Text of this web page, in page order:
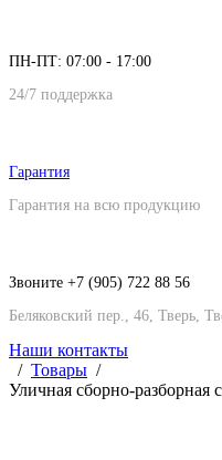
ПН-ПТ: 07:00 - 17:00
24/7 поддержка
Гарантия
Гарантия на всю продукцию
Звоните +7 (905) 722 88 56
Беляковский пер., 46, Тверь,
Наши контакты
Товары
Уличная сборно-разборная